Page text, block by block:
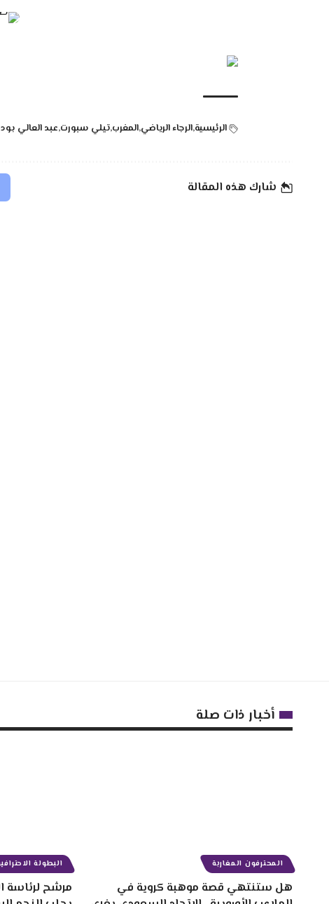
الرئيسية الرجاء الرياضي المغرب تيلي سبورت عبد العالي
شارك هذه المقالة
أخبار ذات صلة
المحترفون المغاربة
هل ستنتهي قصة موهبة كروية في
البطولة
مرشح لرئاسة